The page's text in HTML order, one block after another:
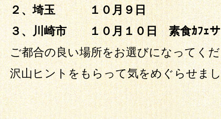
２、埼玉 １０月９日
３、川崎市 １０月１０日 素食ｶﾌｪ
ご都合の良い場所をお選びになってく
沢山ヒントをもらって気をめぐらせま